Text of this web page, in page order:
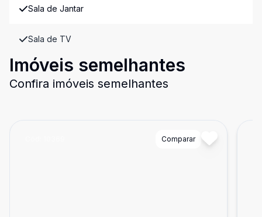
Sala de Jantar
Sala de TV
Imóveis semelhantes
Confira imóveis semelhantes
Comparar